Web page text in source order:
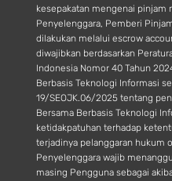
kesepakatan mengenai pinjam
Penyelenggara, Pemberi
dilakukan melalui escrow
diwajibkan berdasarkan
Indonesia Nomor 40 Tahun
Berbasis Teknologi Informasi
19/SEOJK.06/2025 tentang
Bersama Berbasis Teknologi
ketidakpatuhan terhadap
terjadinya pelanggaran hukum
Penyelenggara wajib
masing Pengguna sebagai